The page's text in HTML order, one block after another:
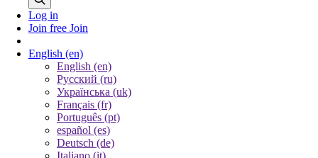
Log in
Join free Join
English (en)
English (en)
Русский (ru)
Українська (uk)
Français (fr)
Português (pt)
español (es)
Deutsch (de)